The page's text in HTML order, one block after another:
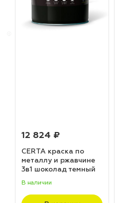
12 824 ₽
CERTA краска по
металлу и ржавчине
3в1 шоколад темный
(20,0кг)
В наличии